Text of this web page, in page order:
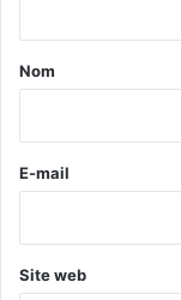
a
e
Nom
E-mail
Site web